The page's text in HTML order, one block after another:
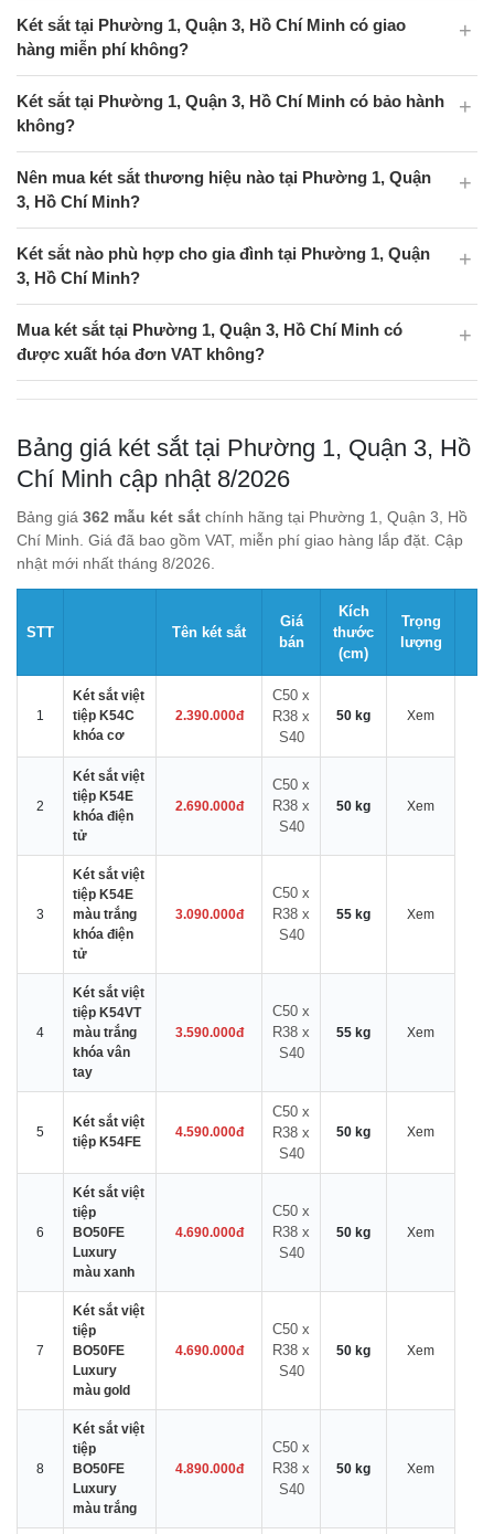
Két sắt tại Phường 1, Quận 3, Hồ Chí Minh có giao
hàng miễn phí không?
Két sắt tại Phường 1, Quận 3, Hồ Chí Minh có bảo hành
không?
Nên mua két sắt thương hiệu nào tại Phường 1, Quận
3, Hồ Chí Minh?
Két sắt nào phù hợp cho gia đình tại Phường 1, Quận
3, Hồ Chí Minh?
Mua két sắt tại Phường 1, Quận 3, Hồ Chí Minh có
được xuất hóa đơn VAT không?
Bảng giá két sắt tại Phường 1, Quận 3, Hồ
Chí Minh cập nhật 8/2026
Bảng giá 362 mẫu két sắt chính hãng tại Phường 1, Quận 3, Hồ
Chí Minh. Giá đã bao gồm VAT, miễn phí giao hàng lắp đặt. Cập
nhật mới nhất tháng 8/2026.
STT Tên két sắt
Giá
bán
Kích
thước
(cm)
Trọng
lượng
1
Két sắt việt
tiệp K54C
khóa cơ
2.390.000đ
C50 x
R38 x
S40
50 kg Xem
2
Két sắt việt
tiệp K54E
khóa điện
tử
2.690.000đ
C50 x
R38 x
S40
50 kg Xem
3
Két sắt việt
tiệp K54E
màu trắng
khóa điện
tử
3.090.000đ
C50 x
R38 x
S40
55 kg Xem
4
Két sắt việt
tiệp K54VT
màu trắng
khóa vân
tay
3.590.000đ
C50 x
R38 x
S40
55 kg Xem
5
Két sắt việt
tiệp K54FE
4.590.000đ
C50 x
R38 x
S40
50 kg Xem
6
Két sắt việt
tiệp
BO50FE
Luxury
màu xanh
4.690.000đ
C50 x
R38 x
S40
50 kg Xem
7
Két sắt việt
tiệp
BO50FE
Luxury
màu gold
4.690.000đ
C50 x
R38 x
S40
50 kg Xem
8
Két sắt việt
tiệp
BO50FE
Luxury
màu trắng
4.890.000đ
C50 x
R38 x
S40
50 kg Xem